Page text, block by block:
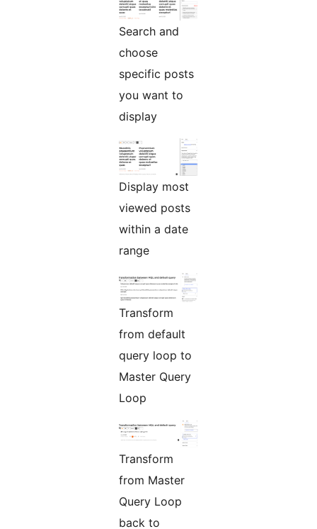
Search and
choose
specific posts
you want to
display
Display most
viewed posts
within a date
range
Transform
from default
query loop to
Master Query
Loop
Transform
from Master
Query Loop
back to